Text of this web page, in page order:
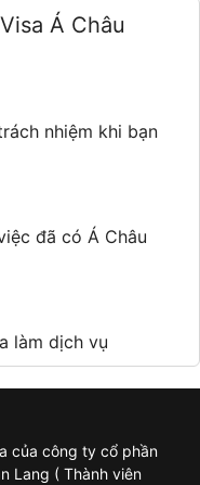
Á Châu
nhiệm khi bạn
đã có Á Châu
làm dịch vụ
của công ty cổ phần
Lang ( Thành viên